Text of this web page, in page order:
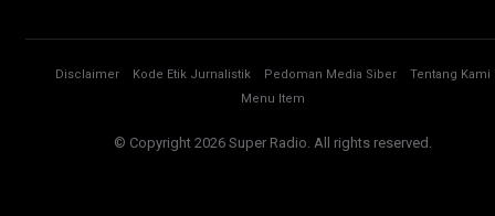
Disclaimer Kode Etik Jurnalistik Pedoman Media Siber
Tentang Kami
Menu Item
© Copyright 2026 Super Radio. All rights reserved.